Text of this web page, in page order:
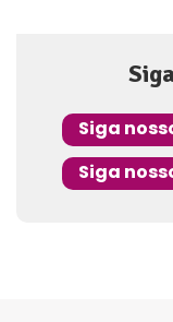
Siga
Siga